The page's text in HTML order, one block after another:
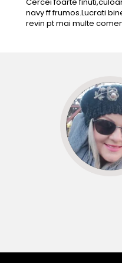
Cercei foarte
navy ff frumos.Lucrati
revin pt mai multe